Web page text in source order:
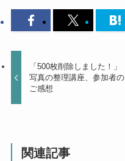
「500枚削除しました！」
写真の整理講座、参加者の
ご感想
関連記事